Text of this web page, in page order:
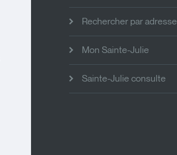
Rechercher par adresse
Mon Sainte-Julie
Sainte-Julie consulte